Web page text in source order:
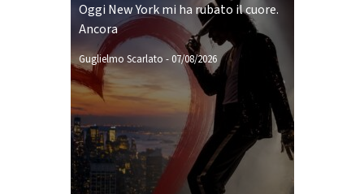
Oggi New York mi ha rubato il cuore.
Ancora
Guglielmo Scarlato -07/08/2026